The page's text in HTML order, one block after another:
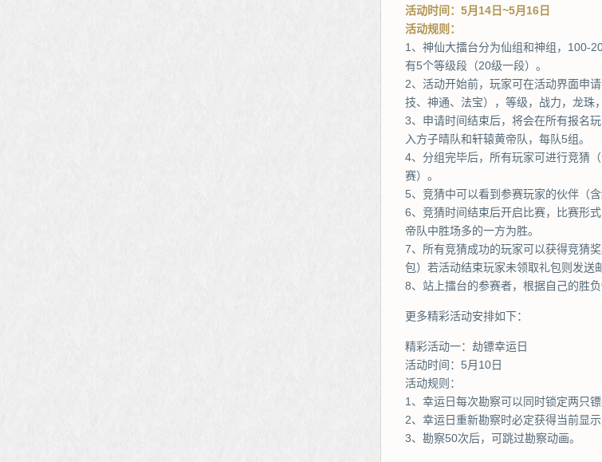
活动时间：5月14日~5月16日
活动规则：
1、神仙大擂台分为仙组和神组，100-
有5个等级段（20级一段）。
2、活动开始前，玩家可在活动界面申
技、神通、法宝），等级，战力，龙珠
3、申请时间结束后，将会在所有报名
入方子晴队和轩辕黄帝队，每队5组。
4、分组完毕后，所有玩家可进行竞猜
赛）。
5、竞猜中可以看到参赛玩家的伙伴（
6、竞猜时间结束后开启比赛，比赛形
帝队中胜场多的一方为胜。
7、所有竞猜成功的玩家可以获得竞猜
包）若活动结束玩家未领取礼包则发送
8、站上擂台的参赛者，根据自己的胜
更多精彩活动安排如下：
精彩活动一：劫镖幸运日
活动时间：5月10日
活动规则：
1、幸运日每次勘察可以同时锁定两只
2、幸运日重新勘察时必定获得当前显示
3、勘察50次后，可跳过勘察动画。